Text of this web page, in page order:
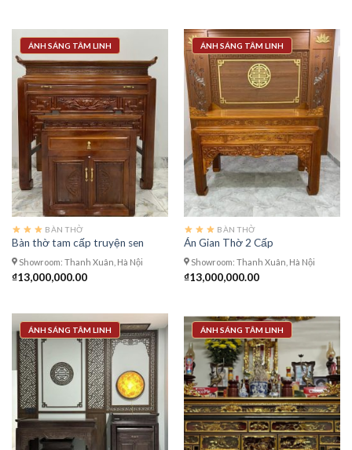
ÁNH SÁNG TÂM LINH
BÀN THỜ
Bàn thờ tam cấp truyện sen
Showroom: Thanh Xuân, Hà Nội
₫13,000,000.00
ÁNH SÁNG TÂM LINH
BÀN THỜ
Án Gian Thờ 2 Cấp
Showroom: Thanh Xuân, Hà Nội
₫13,000,000.00
ÁNH SÁNG TÂM LINH ÁNH SÁNG TÂM LINH